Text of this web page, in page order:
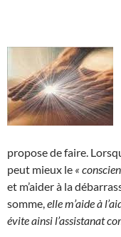
propose de faire.
peut mieux le «
et m’aider à la
somme, elle m’aide à
évite ainsi l’assistanat